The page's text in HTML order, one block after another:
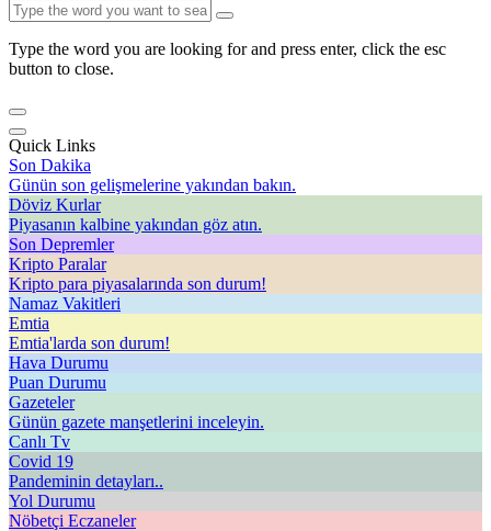
Type the word you are looking for and press enter, click the esc
button to close.
Quick Links
Son Dakika
Günün son gelişmelerine yakından bakın.
Döviz Kurlar
Piyasanın kalbine yakından göz atın.
Son Depremler
Kripto Paralar
Kripto para piyasalarında son durum!
Namaz Vakitleri
Emtia
Emtia'larda son durum!
Hava Durumu
Puan Durumu
Gazeteler
Günün gazete manşetlerini inceleyin.
Canlı Tv
Covid 19
Pandeminin detayları..
Yol Durumu
Nöbetçi Eczaneler